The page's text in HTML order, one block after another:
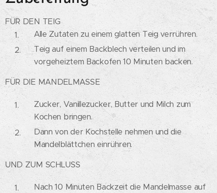
FÜR DEN TEIG
Alle Zutaten zu einem glatten Teig verrühren.
Teig auf einem Backblech verteilen und im
vorgeheiztem Backofen 10 Minuten backen.
FÜR DIE MANDELMASSE
Zucker, Vanillezucker, Butter und Milch zum
Kochen bringen.
Dann von der Kochstelle nehmen und die
Mandelblättchen einrühren.
UND ZUM SCHLUSS
Nach 10 Minuten Backzeit die Mandelmasse auf